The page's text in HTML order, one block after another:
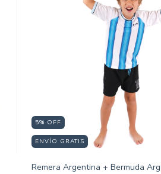
5% OFF
ENVÍO GRATIS
Remera Argentina + Bermuda